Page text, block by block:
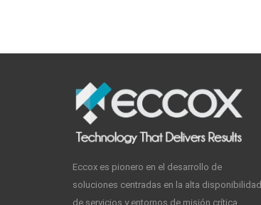
Eccox es pionero en el desarrollo de
soluciones centradas en la alta disponibilidad
de servicios y entornos de misión crítica.